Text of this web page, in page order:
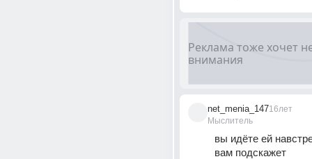
net_menia_147
Мыслитель
16лет
вы идёте ей
вам подскажет